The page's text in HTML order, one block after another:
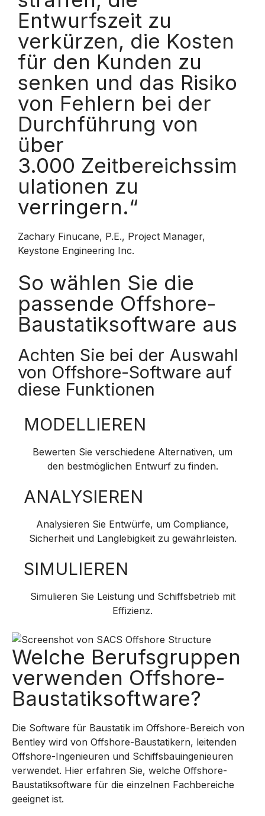
Entwurfszeit zu
verkürzen, die Kosten
für den Kunden zu
senken und das Risiko
von Fehlern bei der
Durchführung von
über
3.000 Zeitbereichssim
ulationen zu
verringern.“
Zachary Finucane, P.E., Project Manager,
Keystone Engineering Inc.
So wählen Sie die
passende Offshore-
Baustatiksoftware aus
Achten Sie bei der Auswahl
von Offshore-Software auf
diese Funktionen
MODELLIEREN
Bewerten Sie verschiedene Alternativen, um
den bestmöglichen Entwurf zu finden.
ANALYSIEREN
Analysieren Sie Entwürfe, um Compliance,
Sicherheit und Langlebigkeit zu gewährleisten.
SIMULIEREN
Simulieren Sie Leistung und Schiffsbetrieb mit
Effizienz.
Welche Berufsgruppen
verwenden Offshore-
Baustatiksoftware?
Die Software für Baustatik im Offshore-Bereich von
Bentley wird von Offshore-Baustatikern, leitenden
Offshore-Ingenieuren und Schiffsbauingenieuren
verwendet. Hier erfahren Sie, welche Offshore-
Baustatiksoftware für die einzelnen Fachbereiche
geeignet ist.